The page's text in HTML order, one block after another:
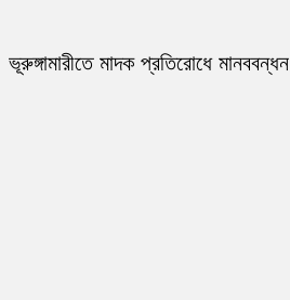
ভূরুঙ্গামারীতে মাদক প্রতিরোধে মানববন্ধন